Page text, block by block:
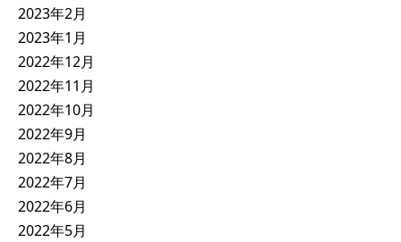
2023年2月
2023年1月
2022年12月
2022年11月
2022年10月
2022年9月
2022年8月
2022年7月
2022年6月
2022年5月